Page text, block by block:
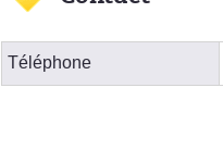
Téléphone